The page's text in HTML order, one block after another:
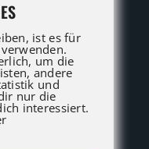
unser
ist es für
um die
andere
und
nur die
interessiert.